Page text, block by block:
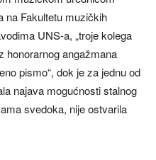
na Fakultetu muzičkih
UNS-a, „troje kolega
honorarnog angažmana
pismo“, dok je za jednu od
najava mogućnosti stalnog
svedoka, nije ostvarila